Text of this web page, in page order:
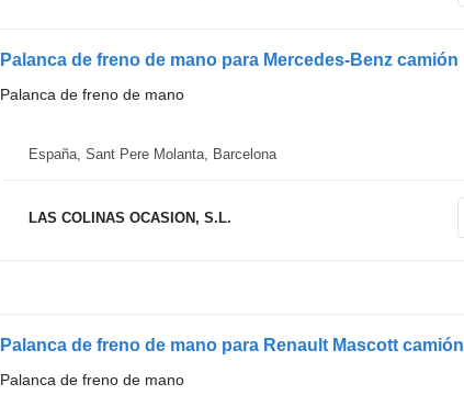
Palanca de freno de mano para Mercedes-Benz camión
Palanca de freno de mano
España, Sant Pere Molanta, Barcelona
LAS COLINAS OCASION, S.L.
Palanca de freno de mano para Renault Mascott camión
Palanca de freno de mano